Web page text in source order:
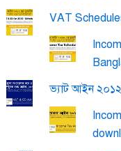
VAT
ভ্যাট আইন